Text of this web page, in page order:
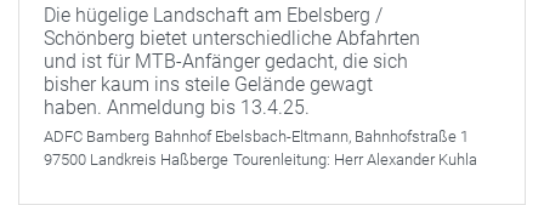
Die hügelige Landschaft am Ebelsberg /
Schönberg bietet unterschiedliche Abfahrten
und ist für MTB-Anfänger gedacht, die sich
bisher kaum ins steile Gelände gewagt
haben. Anmeldung bis 13.4.25.
ADFC Bamberg Bahnhof Ebelsbach-Eltmann, Bahnhofstraße 1
97500 Landkreis Haßberge Tourenleitung: Herr Alexander Kuhla